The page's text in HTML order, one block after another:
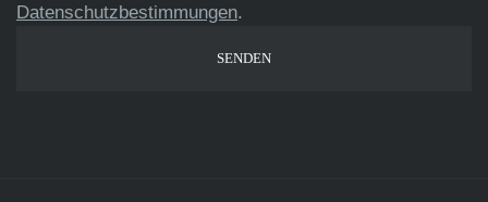
Datenschutzbestimmungen.